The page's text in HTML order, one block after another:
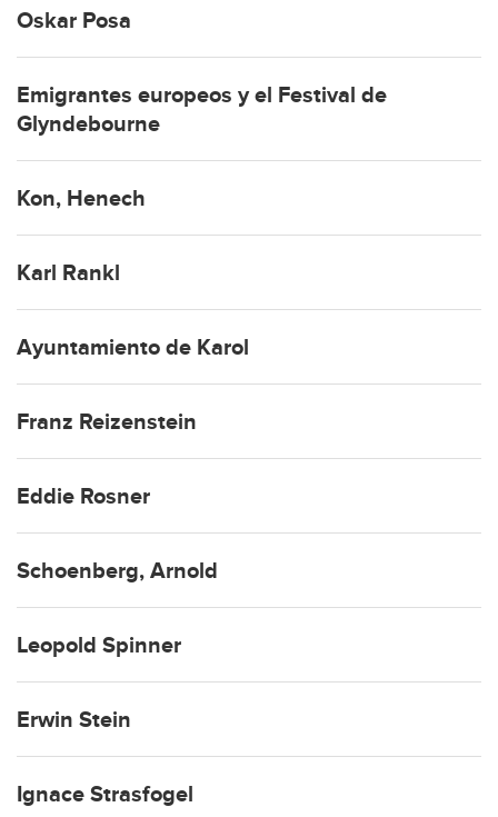
Oskar Posa
Emigrantes europeos y el Festival de
Glyndebourne
Kon, Henech
Karl Rankl
Ayuntamiento de Karol
Franz Reizenstein
Eddie Rosner
Schoenberg, Arnold
Leopold Spinner
Erwin Stein
Ignace Strasfogel